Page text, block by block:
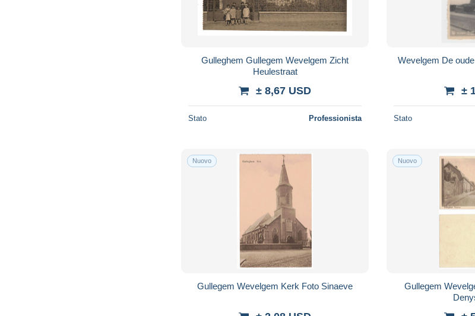
Gulleghem Gullegem Wevelgem Zicht
Heulestraat
± 8,67 USD
Stato Professionista
±
Stato
Nuovo
Gullegem Wevelgem Kerk Foto Sinaeve
Nuovo
Gullegem Wevelgem Poststraat Foto G